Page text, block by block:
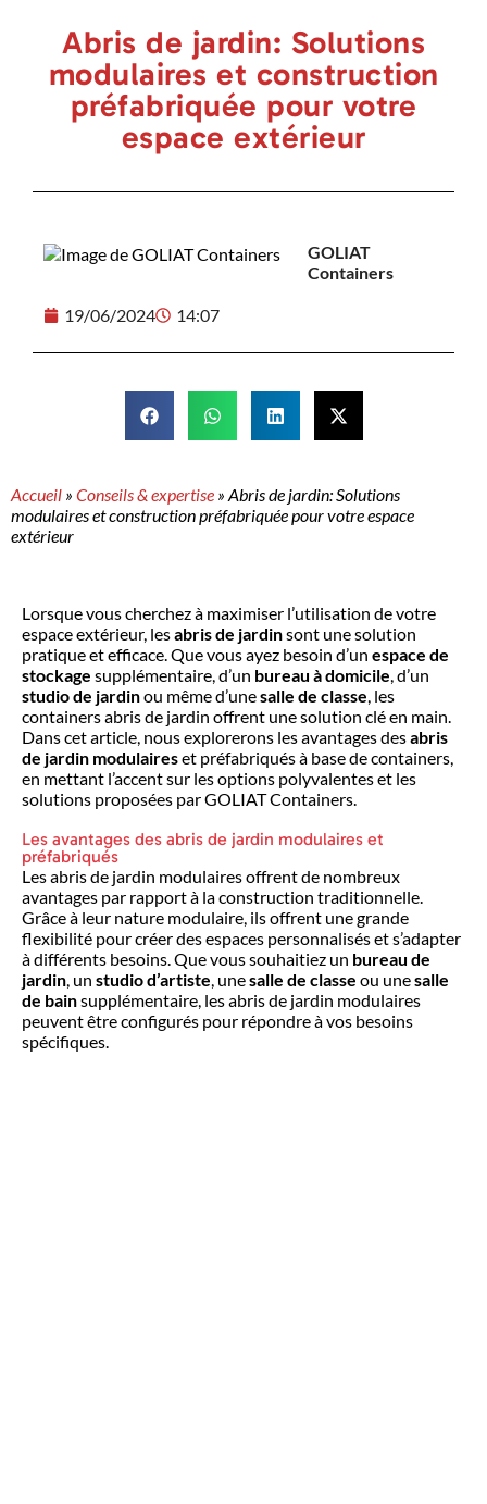
Abris de jardin: Solutions
modulaires et construction
préfabriquée pour votre
espace extérieur
GOLIAT
Containers
19/06/2024 14:07
Accueil » Conseils & expertise » Abris de jardin: Solutions
modulaires et construction préfabriquée pour votre espace
extérieur
Lorsque vous cherchez à maximiser l’utilisation de votre
espace extérieur, lesabris de jardinsont une solution
pratique et efficace. Que vous ayez besoin d’un espace de
stockage supplémentaire, d’un bureau à domicile, d’un
studio de jardinou même d’unesalle de classe, les
containers abris de jardin offrent une solution clé en main.
Dans cet article, nous explorerons les avantages desabris
de jardin modulaireset préfabriqués à base de containers,
en mettant l’accent sur les options polyvalentes et les
solutions proposées par GOLIAT Containers.
Les avantages des abris de jardin modulaires et
préfabriqués
Les abris de jardin modulaires offrent de nombreux
avantages par rapport à la construction traditionnelle.
Grâce à leur nature modulaire, ils offrent une grande
flexibilité pour créer des espaces personnalisés et s’adapter
à différents besoins. Que vous souhaitiez un bureau de
jardin, un studio d’artiste, unesalle de classe ou unesalle
de bainsupplémentaire, les abris de jardin modulaires
peuvent être configurés pour répondre à vos besoins
spécifiques.